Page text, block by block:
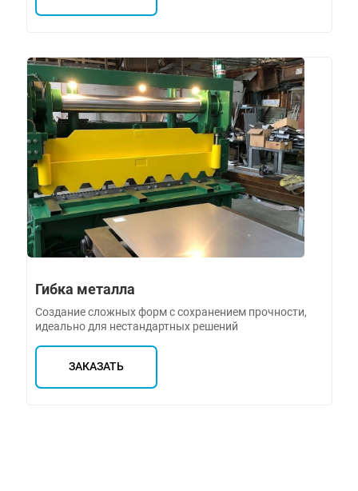
Гибка металла
Создание сложных форм с сохранением прочности,
идеально для нестандартных решений
ЗАКАЗАТЬ